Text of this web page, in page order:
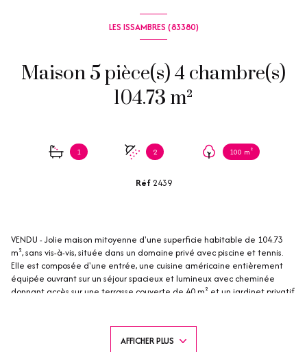
LES ISSAMBRES (83380)
Maison 5 pièce(s) 4 chambre(s)
104.73 m²
1 2 100 m²
Réf 2439
VENDU - Jolie maison mitoyenne d'une superficie habitable de 104.73
m², sans vis-à-vis, située dans un domaine privé avec piscine et tennis.
Elle est composée d'une entrée, une cuisine américaine entièrement
équipée ouvrant sur un séjour spacieux et lumineux avec cheminée
donnant accès sur une terrasse couverte de 40 m² et un jardinet privatif
terrasse et vue mer, une salle de bains, une salle d'eau et un toilette
AFFICHER PLUS